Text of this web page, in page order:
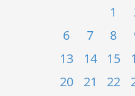
1
6
7 8
13
14 15
20
21 22